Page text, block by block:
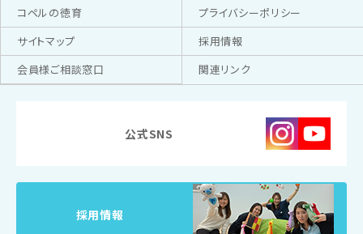
コペルの徳育
プライバシーポリシー
サイトマップ
採用情報
会員様ご相談窓口
関連リンク
公式SNS
採用情報